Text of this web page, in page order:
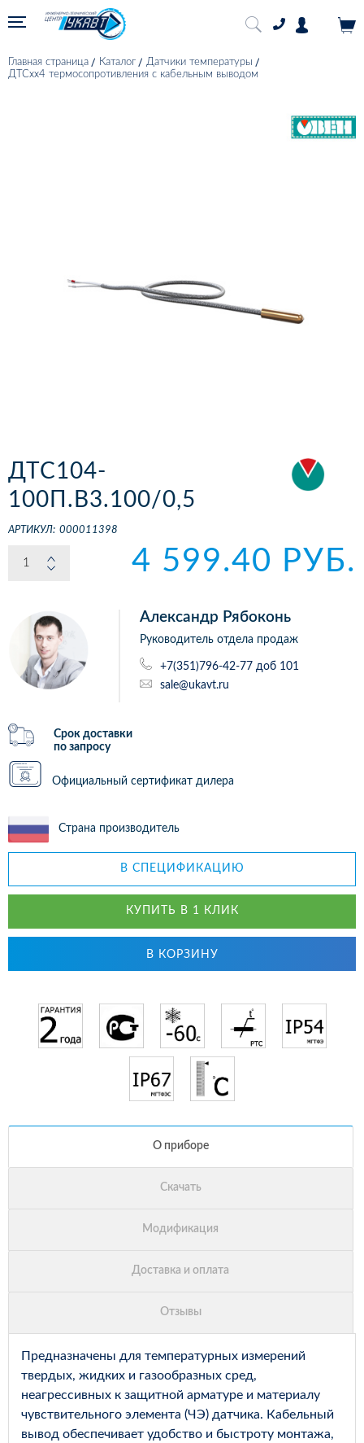
Главная страница Каталог
Датчики температуры
ДТСхх4 термосопротивления с кабельным выводом
ДТС104-
100П.В3.100/0,5
АРТИКУЛ: 000011398
4 599.40 РУБ.
Александр Рябоконь
Руководитель отдела продаж
+7(351)796-42-77 доб 101
sale@ukavt.ru
Срок доставки
по запросу
Официальный сертификат дилера
Страна производитель
В СПЕЦИФИКАЦИЮ
КУПИТЬ В 1 КЛИК
В КОРЗИНУ
Предназначены для температурных измерений
твердых, жидких и газообразных сред,
неагрессивных к защитной арматуре и материалу
чувствительного элемента (ЧЭ) датчика. Кабельный
вывод обеспечивает удобство и быстроту монтажа,